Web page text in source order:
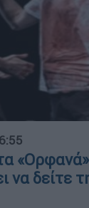
να δείτε